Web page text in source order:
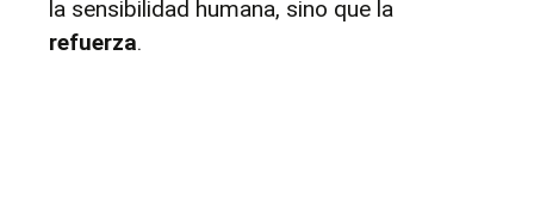
la sensibilidad humana, sino que la
refuerza.